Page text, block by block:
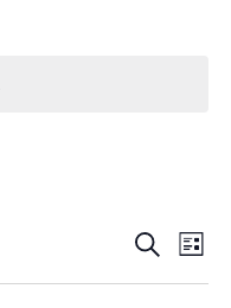
Liste